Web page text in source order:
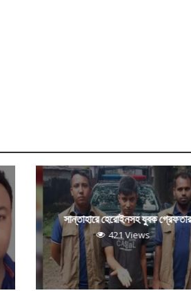
সান্তাহারে হেরোইনসহ যুবক গ্রেফতার
421 Views